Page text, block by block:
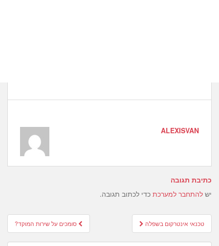
ALEXISVAN
כתיבת תגובה
יש להתחבר למערכת כדי לכתוב תגובה.
Post
navigation
סומכים על שירות המוקד? טכנאי אינטרקום בשפלה